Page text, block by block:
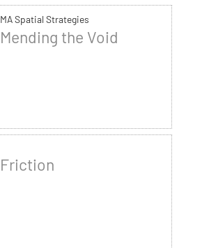
MA Spatial Strategies
Mending the Void
Friction